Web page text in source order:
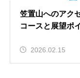
笠置山へのアク
コースと展望ポ
2026.02.15